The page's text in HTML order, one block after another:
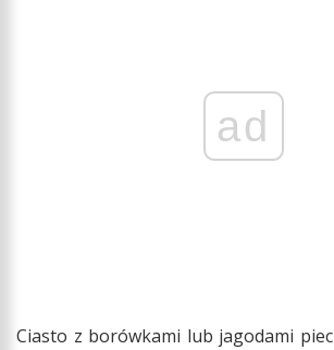
ad
Ciasto z borówkami lub jagodami